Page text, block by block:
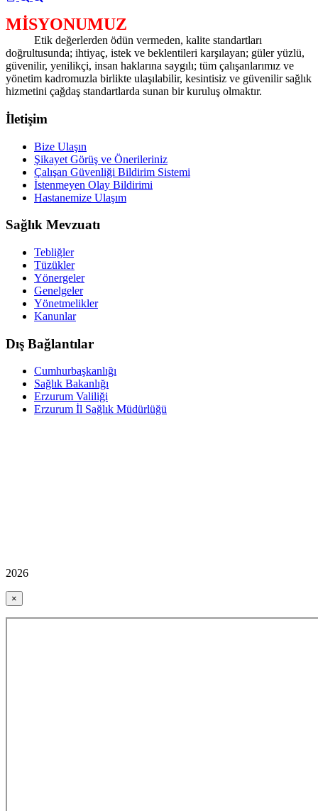
MİSYONUMUZ
Etik değerlerden ödün vermeden, kalite standartları
doğrultusunda; ihtiyaç, istek ve beklentileri karşılayan; güler yüzlü,
güvenilir, yenilikçi, insan haklarına saygılı; tüm çalışanlarımız ve
yönetim kadromuzla birlikte ulaşılabilir, kesintisiz ve güvenilir sağlık
hizmetini çağdaş standartlarda sunan bir kuruluş olmaktır.
İletişim
Bize Ulaşın
Şikayet Görüş ve Önerileriniz
Çalışan Güvenliği Bildirim Sistemi
İstenmeyen Olay Bildirimi
Hastanemize Ulaşım
Sağlık Mevzuatı
Tebliğler
Tüzükler
Yönergeler
Genelgeler
Yönetmelikler
Kanunlar
Dış Bağlantılar
Cumhurbaşkanlığı
Sağlık Bakanlığı
Erzurum Valiliği
Erzurum İl Sağlık Müdürlüğü
2026
×